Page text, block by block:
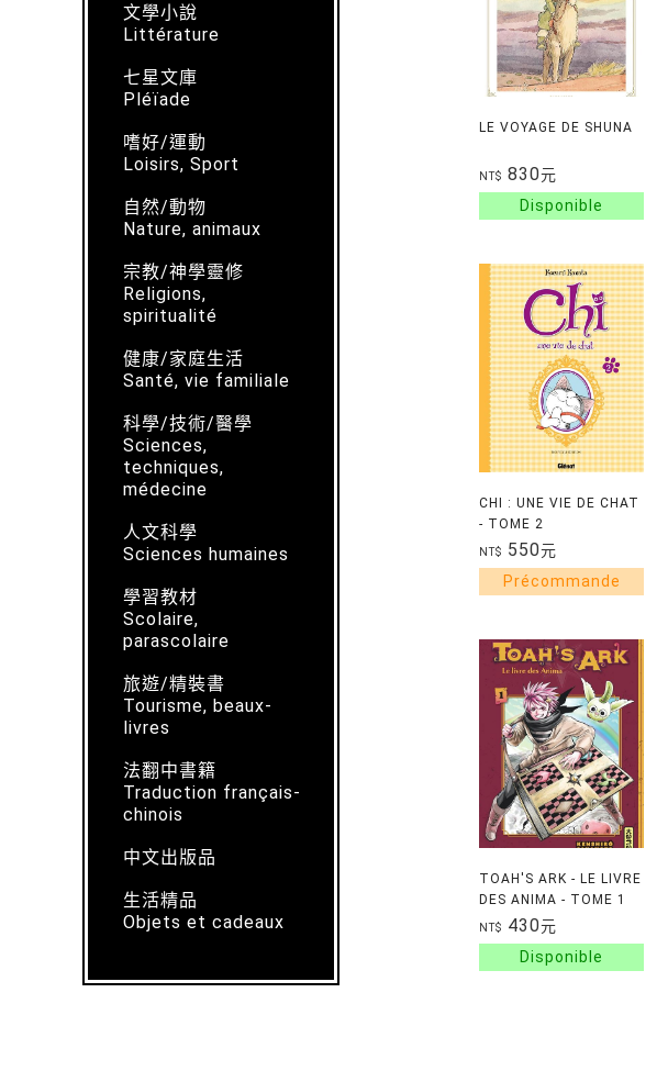
文學小說
Littérature
七星文庫
Pléïade
嗜好/運動
Loisirs, Sport
自然/動物
Nature, animaux
宗教/神學靈修
Religions,
spiritualité
健康/家庭生活
Santé, vie familiale
科學/技術/醫學
Sciences,
techniques,
médecine
人文科學
Sciences humaines
學習教材
Scolaire,
parascolaire
旅遊/精裝書
Tourisme, beaux-
livres
法翻中書籍
Traduction français-
chinois
中文出版品
生活精品
Objets et cadeaux
LE VOYAGE DE SHUNA
NT$ 830元
CHI : UNE VIE DE CHAT
- TOME 2
NT$ 550元
TOAH'S ARK - LE LIVRE
DES ANIMA - TOME 1
NT$ 430元